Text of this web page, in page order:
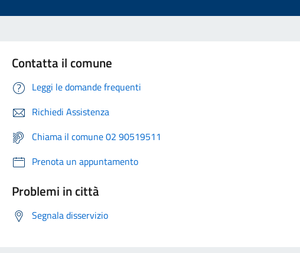
Contatta il comune
Leggi le domande frequenti
Richiedi Assistenza
Chiama il comune 02 90519511
Prenota un appuntamento
Problemi in città
Segnala disservizio